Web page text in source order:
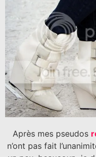
Après mes pseudos
n’ont pas fait